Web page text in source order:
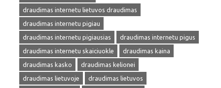
draudimas internetu lietuvos draudimas
draudimas internetu pigiau
draudimas internetu pigiausias
draudimas internetu pigus
draudimas internetu skaiciuokle
draudimas kaina
draudimas kasko
draudimas kelionei
draudimas lietuvoje
draudimas lietuvos